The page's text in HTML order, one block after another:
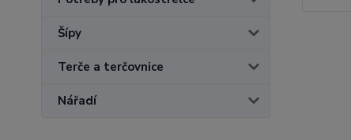
Šípy
Terče a terčovnice
Nářadí